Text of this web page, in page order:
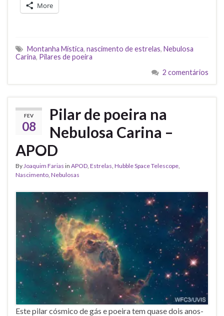
More
Montanha Mística, nascimento de estrelas, Nebulosa
Carina, Pilares de poeira
2 comentários
FEV
08
Pilar de poeira na
Nebulosa Carina –
APOD
By Joaquim Farias in APOD Estrelas Hubble Space Telescope
Nascimento Nebulosas
Este pilar cósmico de gás e poeira tem quase dois anos-